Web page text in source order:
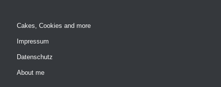
Cakes, Cookies and more
Impressum
Datenschutz
About me